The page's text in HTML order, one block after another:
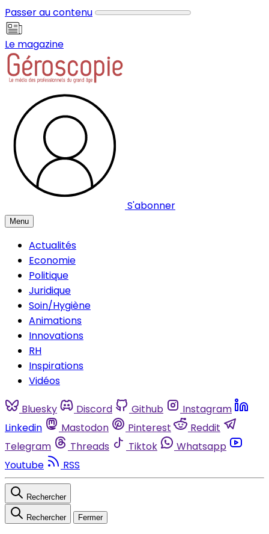
Passer au contenu
Le magazine
S'abonner
Menu
Actualités
Economie
Politique
Juridique
Soin/Hygiène
Animations
Innovations
RH
Inspirations
Vidéos
Bluesky Discord Github
Instagram
Linkedin
Mastodon Pinterest
Reddit
Telegram
Threads Tiktok
Whatsapp
Youtube
RSS
Rechercher
Rechercher Fermer
Panneau de gestion des cookies